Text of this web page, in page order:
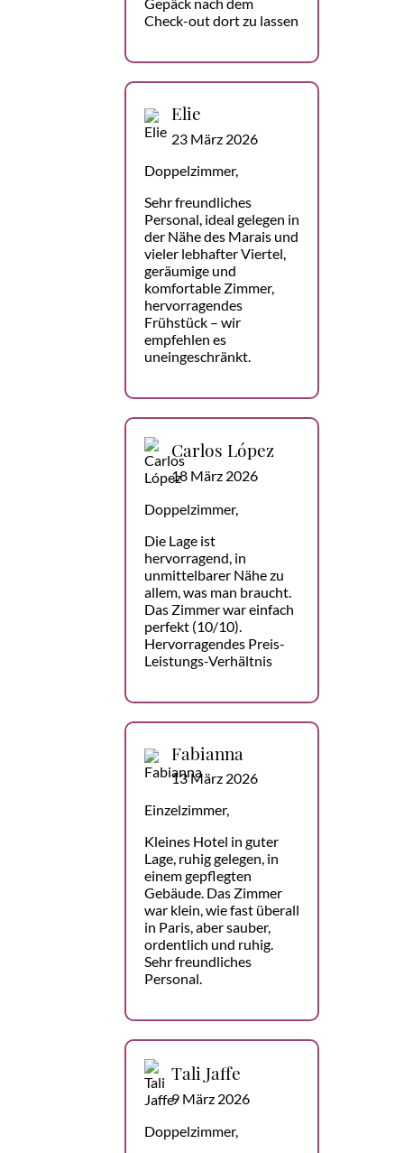
Check-out dort zu lassen
Elie
23 März 2026
Doppelzimmer,
Sehr freundliches
Personal, ideal gelegen in
der Nähe des Marais und
vieler lebhafter Viertel,
geräumige und
komfortable Zimmer,
hervorragendes
Frühstück – wir
empfehlen es
uneingeschränkt.
Carlos López
18 März 2026
Doppelzimmer,
Die Lage ist
hervorragend, in
unmittelbarer Nähe zu
allem, was man braucht.
Das Zimmer war einfach
perfekt (10/10).
Hervorragendes Preis-
Leistungs-Verhältnis
Fabianna
13 März 2026
Einzelzimmer,
Kleines Hotel in guter
Lage, ruhig gelegen, in
einem gepflegten
Gebäude. Das Zimmer
war klein, wie fast überall
in Paris, aber sauber,
ordentlich und ruhig.
Sehr freundliches
Personal.
Tali Jaffe
9 März 2026
Doppelzimmer,